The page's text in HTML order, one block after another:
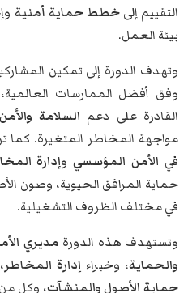
التقييم إلىخطط حماية أمنية
بيئة العمل.
وتهدف الدورة إلى تمكين
وفق أفضل الممارسات العالمية،
القادرة على دعم السلامة والأمن
مواجهة المخاطر المتغيرة. كما
في الأمن المؤسسيوإدارة
حماية المرافق الحيوية، وصون
في مختلف الظروف التشغيلية.
وتستهدف هذه الدورة مديري
والحماية، وخبراء إدارة المخاطر
حماية الأصول والمنشآت، وكل